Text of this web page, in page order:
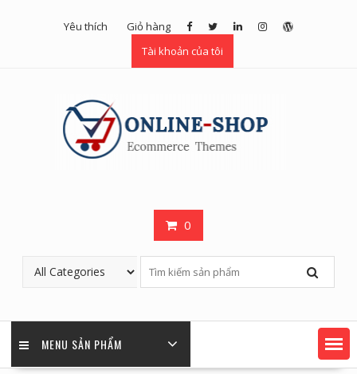
Yêu thích
Giỏ hàng
Tài khoản của tôi
0
MENU SẢN PHẨM